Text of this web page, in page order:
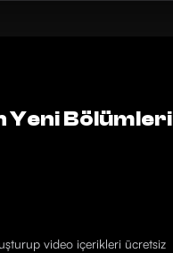
Yeni Bölümleri
video içerikleri ücretsiz